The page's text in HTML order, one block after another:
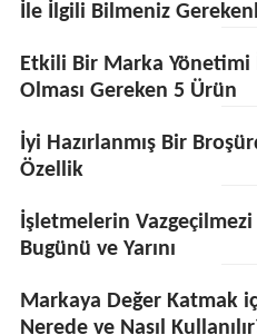
İle İlgili Bilmeniz
Etkili Bir Marka Yönetimi
Olması Gereken 5 Ürün
İyi Hazırlanmış Bir
Özellik
İşletmelerin Vazgeçilmezi
Bugünü ve Yarını
Markaya Değer Katmak
Nerede ve Nasıl